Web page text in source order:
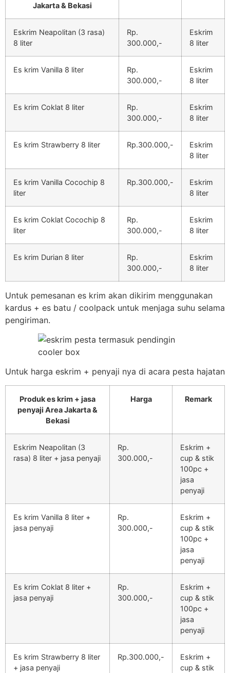
Jakarta & Bekasi
Eskrim Neapolitan (3 rasa)
8 liter
Rp.
300.000,-
Eskrim
8 liter
Es krim Vanilla 8 liter
Rp.
300.000,-
Eskrim
8 liter
Es krim Coklat 8 liter
Rp.
300.000,-
Eskrim
8 liter
Es krim Strawberry 8 liter Rp.300.000,-
Eskrim
8 liter
Es krim Vanilla Cocochip 8
liter
Rp.300.000,-
Eskrim
8 liter
Es krim Coklat Cocochip 8
liter
Rp.
300.000,-
Eskrim
8 liter
Es krim Durian 8 liter
Rp.
300.000,-
Eskrim
8 liter
Untuk pemesanan es krim akan dikirim menggunakan
kardus + es batu / coolpack untuk menjaga suhu selama
pengiriman.
Untuk harga eskrim + penyaji nya di acara pesta hajatan
Produk es krim + jasa
penyaji Area Jakarta &
Bekasi
Harga Remark
Eskrim Neapolitan (3
rasa) 8 liter + jasa penyaji
Rp.
300.000,-
Eskrim +
cup & stik
100pc +
jasa
penyaji
Es krim Vanilla 8 liter +
jasa penyaji
Rp.
300.000,-
Eskrim +
cup & stik
100pc +
jasa
penyaji
Es krim Coklat 8 liter +
jasa penyaji
Rp.
300.000,-
Eskrim +
cup & stik
100pc +
jasa
penyaji
Es krim Strawberry 8 liter
+ jasa penyaji
Rp.300.000,-
Eskrim +
cup & stik